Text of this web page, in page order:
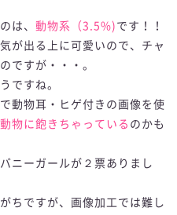
は、動物系（3.5%) です！！
が出る上に可愛いので、チャ
ですが・・・。
ですね。
動物耳・ヒゲ付きの画像を使
物に飽きちゃっている のかも
ニーガールが２票ありまし
ちですが、画像加工では難し